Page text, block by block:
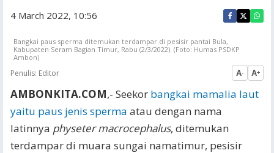
4 March 2022, 10:56
Bangkai paus sperma ditemukan terdampar di pesisir pantai Bula,
Kabupaten Seram Bagian Timur, Rabu (2/3/2022). (Foto: Humas PSDKP
Ambon)
Penulis: Editor A- A+
AMBONKITA.COM,- Seekor bangkai mamalia laut
yaitu paus jenis sperma atau dengan nama
latinnya physeter macrocephalus, ditemukan
terdampar di muara sungai namatimur, pesisir